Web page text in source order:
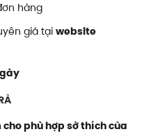
hàng
giá tại website
phù hợp sở thích của